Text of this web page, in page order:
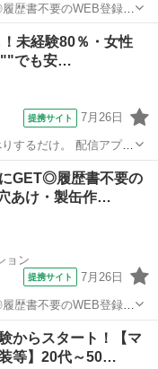
歴書不要のWEB登録
伊達郡川俣町周辺！20
未経験80％・女性
""でも安…
提携サイト 7月26日
するだけ。 配信アプリ
信するお仕事です。
GET◎履歴書不要の
あけ・製缶作…
ョン
提携サイト 7月26日
歴書不要のWEB登録
！福島県伊達郡国見町周
からスタート！【マ
等】20代～50…